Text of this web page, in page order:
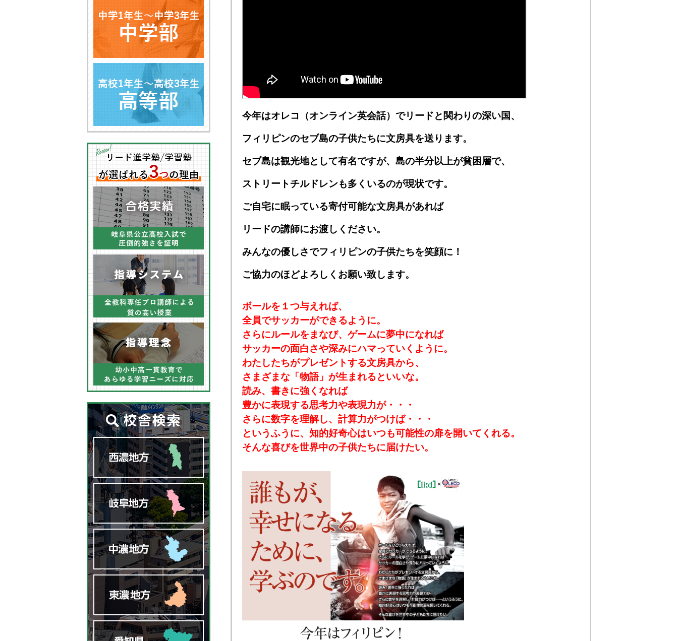
今年はオレコ（オンライン英会話）でリードと関わりの深い国、
フィリピンのセブ島の子供たちに文房具を送ります。
セブ島は観光地として有名ですが、島の半分以上が貧困層で、
ストリートチルドレンも多くいるのが現状です。
ご自宅に眠っている寄付可能な文房具があれば
リードの講師にお渡しください。
みんなの優しさでフィリピンの子供たちを笑顔に！
ご協力のほどよろしくお願い致します。
ボールを１つ与えれば、
全員でサッカーができるように。
さらにルールをまなび、ゲームに夢中になれば
サッカーの面白さや深みにハマっていくように。
わたしたちがプレゼントする文房具から、
さまざまな「物語」が生まれるといいな。
読み、書きに強くなれば
豊かに表現する思考力や表現力が・・・
さらに数字を理解し、計算力がつけば・・・
というふうに、知的好奇心はいつも可能性の扉を開いてくれる。
そんな喜びを世界中の子供たちに届けたい。